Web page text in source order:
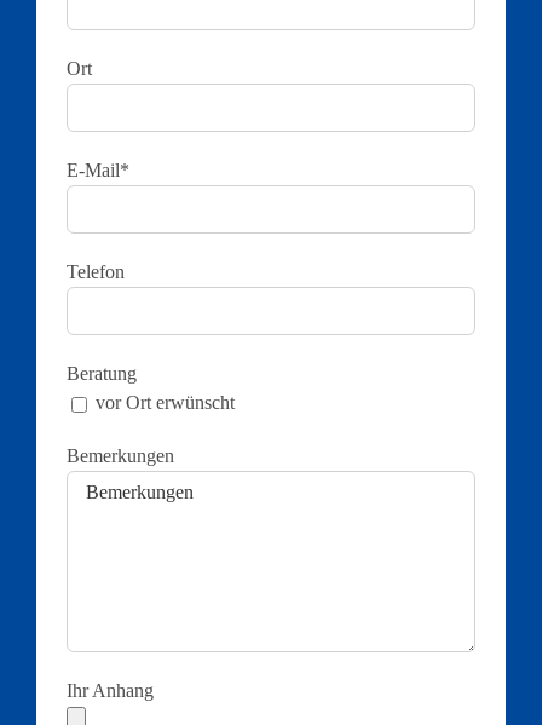
Ort
E-Mail*
Telefon
Beratung
vor Ort erwünscht
Bemerkungen
Ihr Anhang